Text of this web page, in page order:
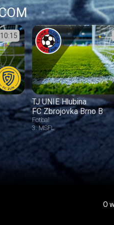
10:15
TJ UNIE Hlubina
FC Zbrojovka Brno B
Fotbal
3. MSFL
O